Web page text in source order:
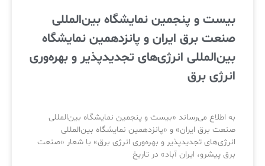
بیست‌ و‌ پنجمین نمایشگاه بین‌المللی
صنعت برق ایران و پانزدهمین نمایشگاه
بین‌المللی انرژی‌های تجدیدپذیر و بهره‌وری
انرژی برق
به اطلاع می‌رساند «بیست‌ و‌ پنجمین نمایشگاه بین‌المللی
صنعت برق ایران» و «پانزدهمین نمایشگاه بین‌المللی
انرژی‌های تجدیدپذیر و بهره‌وری انرژی برق» با شعار «صنعت
برق پیشرو، ایران آباد» در تاریخ